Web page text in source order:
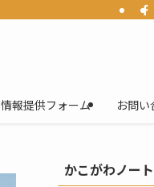
情報提供フォーム お問い
かこがわノー